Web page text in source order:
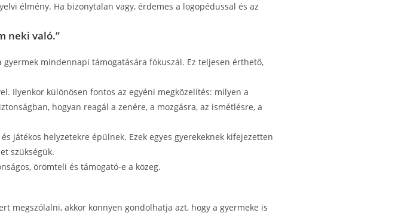
élmény. Ha bizonytalan vagy, érdemes a logopédussal és az
neki való.”
mindennapi támogatására fókuszál. Ez teljesen érthető,
Ilyenkor különösen fontos az egyéni megközelítés: milyen a
hogyan reagál a zenére, a mozgásra, az ismétlésre, a
játékos helyzetekre épülnek. Ezek egyes gyerekeknek kifejezetten
szükségük.
örömteli és támogató-e a közeg.
megszólalni, akkor könnyen gondolhatja azt, hogy a gyermeke is